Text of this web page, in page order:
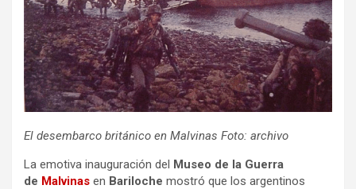
El desembarco británico en Malvinas Foto: archivo
La emotiva inauguración del Museo de la Guerra
de Malvinas en Bariloche mostró que los argentinos